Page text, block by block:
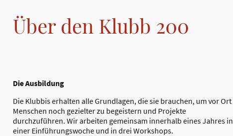
Über den Klubb 200
Die Ausbildung
Die Klubbis erhalten alle Grundlagen, die sie brauchen, um vor Ort
Menschen noch gezielter zu begeistern und Projekte
durchzuführen. Wir arbeiten gemeinsam innerhalb eines Jahres in
einer Einführungswoche und in drei Workshops.